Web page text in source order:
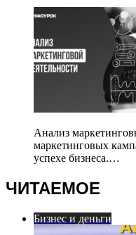
Анализ
маркетинговых
успехе бизнеса.…
ЧИТАЕМОЕ
Бизнес и деньги